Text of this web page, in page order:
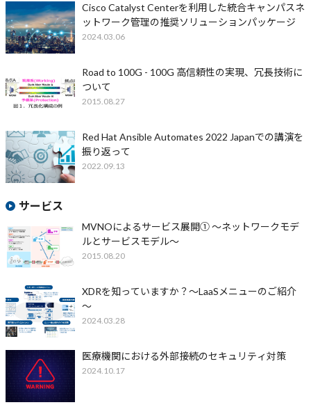
Cisco Catalyst Centerを利用した統合キャンパスネ
ットワーク管理の推奨ソリューションパッケージ
2024.03.06
Road to 100G - 100G 高信頼性の実現、冗長技術に
ついて
2015.08.27
Red Hat Ansible Automates 2022 Japanでの講演を
振り返って
2022.09.13
サービス
MVNOによるサービス展開① ～ネットワークモデ
ルとサービスモデル～
2015.08.20
XDRを知っていますか？～LaaSメニューのご紹介
～
2024.03.28
医療機関における外部接続のセキュリティ対策
2024.10.17